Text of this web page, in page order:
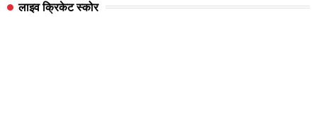
लाइव क्रिकेट स्कोर